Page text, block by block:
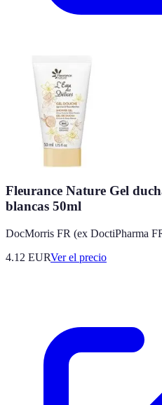
Fleurance Nature Gel
blancas 50ml
DocMorris FR (ex DoctiPharma
4.12 EURVer el precio